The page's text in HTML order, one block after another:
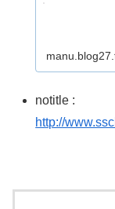
notitle :
http://